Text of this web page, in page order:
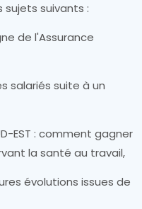
sujets suivants :
de l'Assurance
salariés suite à un
EST : comment gagner
la santé au travail,
évolutions issues de